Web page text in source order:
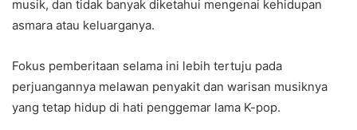
musik, dan tidak banyak diketahui mengenai kehidupan
asmara atau keluarganya.
Fokus pemberitaan selama ini lebih tertuju pada
perjuangannya melawan penyakit dan warisan musiknya
yang tetap hidup di hati penggemar lama K-pop.